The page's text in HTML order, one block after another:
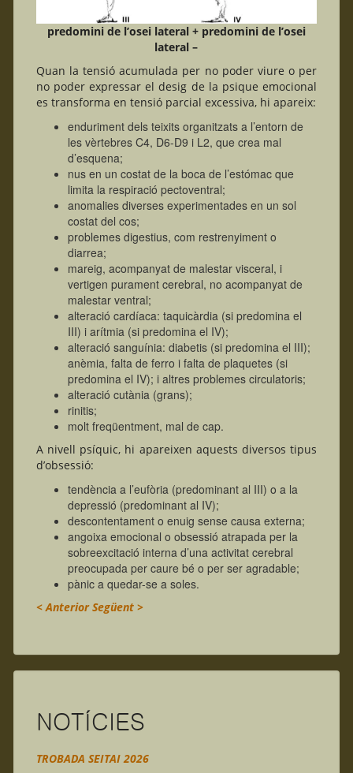
predomini de l’osei lateral + predomini de l’osei
lateral –
Quan la tensió acumulada per no poder viure o per
no poder expressar el desig de la psique emocional
es transforma en tensió parcial excessiva, hi apareix:
enduriment dels teixits organitzats a l’entorn de
les vèrtebres C4, D6-D9 i L2, que crea mal
d’esquena;
nus en un costat de la boca de l’estómac que
limita la respiració pectoventral;
anomalies diverses experimentades en un sol
costat del cos;
problemes digestius, com restrenyiment o
diarrea;
mareig, acompanyat de malestar visceral, i
vertigen purament cerebral, no acompanyat de
malestar ventral;
alteració cardíaca: taquicàrdia (si predomina el
III) i arítmia (si predomina el IV);
alteració sanguínia: diabetis (si predomina el III);
anèmia, falta de ferro i falta de plaquetes (si
predomina el IV); i altres problemes circulatoris;
alteració cutània (grans);
rinitis;
molt freqüentment, mal de cap.
A nivell psíquic, hi apareixen aquests diversos tipus
d’obsessió:
tendència a l’eufòria (predominant al III) o a la
depressió (predominant al IV);
descontentament o enuig sense causa externa;
angoixa emocional o obsessió atrapada per la
sobreexcitació interna d’una activitat cerebral
preocupada per caure bé o per ser agradable;
pànic a quedar-se a soles.
< Anterior Següent >
NOTÍCIES
TROBADA SEITAI 2026